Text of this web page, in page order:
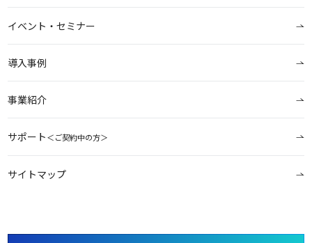
イベント・セミナー
導入事例
事業紹介
サポート＜ご契約中の方＞
サイトマップ